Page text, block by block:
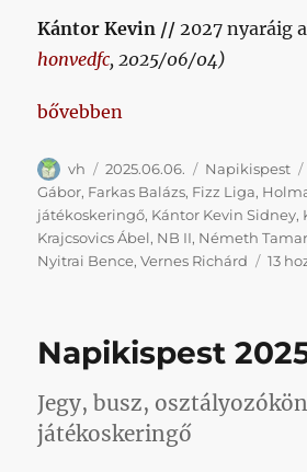
Kántor Kevin // 2027 nyaráig
honvedfc, 2025/06/04)
„Játékoskeringő, nevezési
bővebben
Szerző
vh Közzétéve
2025.06.06. Kategória
Napikispest
Gábor, Farkas Balázs, Fizz Liga,
játékoskeringő, Kántor Kevin Sidney,
Krajcsovics Ábel, NB II, Németh
Nyitrai Bence,Vernes Richárd 13
Napikispest
Jegy, busz,
játékoskeringő